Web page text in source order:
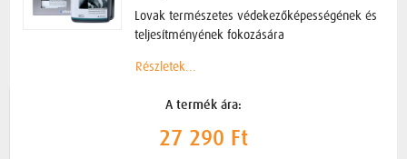
Lovak természetes védekezőképességének és
teljesítményének fokozására
Részletek...
A termék ára:
27 290 Ft